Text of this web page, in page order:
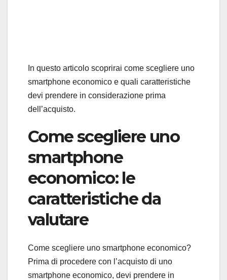
In questo articolo scoprirai come scegliere uno
smartphone economico e quali caratteristiche
devi prendere in considerazione prima
dell’acquisto.
Come scegliere uno
smartphone
economico: le
caratteristiche da
valutare
Come scegliere uno smartphone economico?
Prima di procedere con l’acquisto di uno
smartphone economico, devi prendere in